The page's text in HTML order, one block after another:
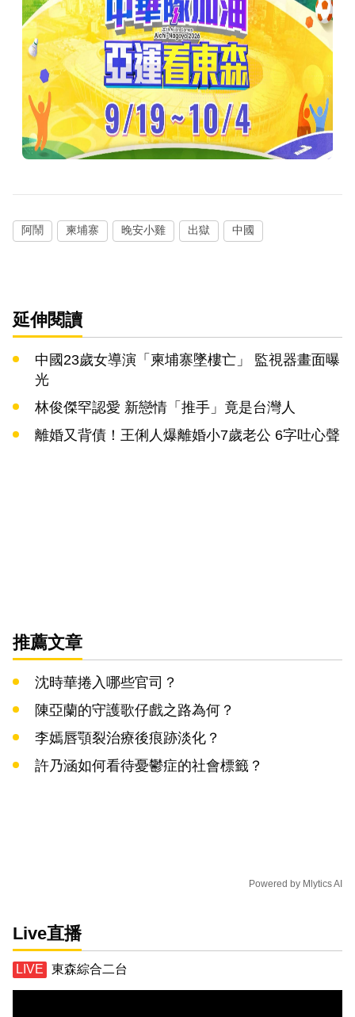
阿鬧 柬埔寨 晚安小雞 出獄 中國
延伸閱讀
中國23歲女導演「柬埔寨墜樓亡」 監視器畫面曝
光
林俊傑罕認愛 新戀情「推手」竟是台灣人
離婚又背債！王俐人爆離婚小7歲老公 6字吐心聲
推薦文章
沈時華捲入哪些官司？
陳亞蘭的守護歌仔戲之路為何？
李嫣唇顎裂治療後痕跡淡化？
許乃涵如何看待憂鬱症的社會標籤？
Powered by Mlytics AI
Live直播
東森綜合二台